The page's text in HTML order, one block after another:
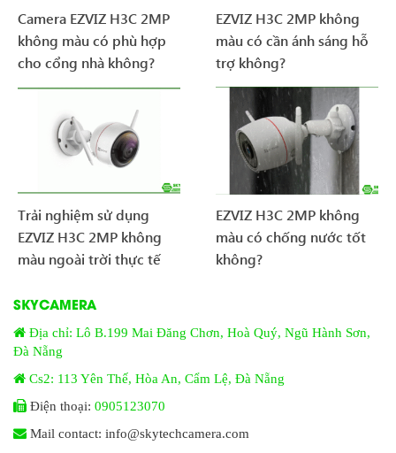
Camera EZVIZ H3C 2MP
không màu có phù hợp
cho cổng nhà không?
EZVIZ H3C 2MP không
màu có cần ánh sáng hỗ
trợ không?
Trải nghiệm sử dụng
EZVIZ H3C 2MP không
màu ngoài trời thực tế
EZVIZ H3C 2MP không
màu có chống nước tốt
không?
SKYCAMERA
Địa chỉ: Lô B.199 Mai Đăng Chơn, Hoà Quý, Ngũ Hành Sơn,
Đà Nẵng
Cs2: 113 Yên Thế, Hòa An, Cẩm Lệ, Đà Nẵng
Điện thoại: 0905123070
Mail contact: info@skytechcamera.com